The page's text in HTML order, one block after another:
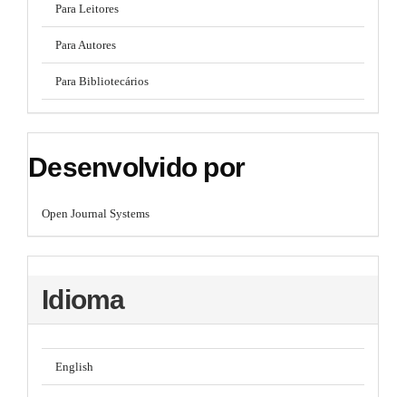
Para Leitores
Para Autores
Para Bibliotecários
Desenvolvido por
Open Journal Systems
Idioma
English